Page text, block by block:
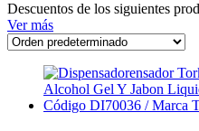
Descuentos de los siguientes
Ver más